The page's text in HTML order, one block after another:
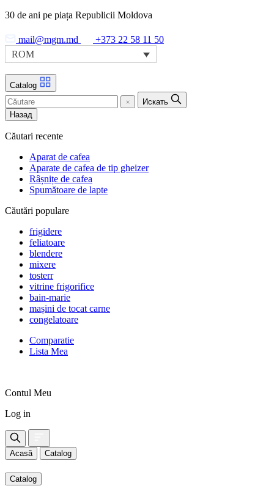
Skip
the
content
30 de ani pe piața Republicii Moldova
mail@mgm.md
+373 22 58 11 50
ROM
Catalog
Искать
Назад
Căutari recente
Aparat de cafea
Aparate de cafea de tip gheizer
Râșnițe de cafea
Spumătoare de lapte
Căutări populare
frigidere
feliatoare
blendere
mixere
tosterr
vitrine frigorifice
bain-marie
mașini de tocat carne
congelatoare
Comparatie
Lista Mea
Contul Meu
Log in
Acasă Catalog
Catalog